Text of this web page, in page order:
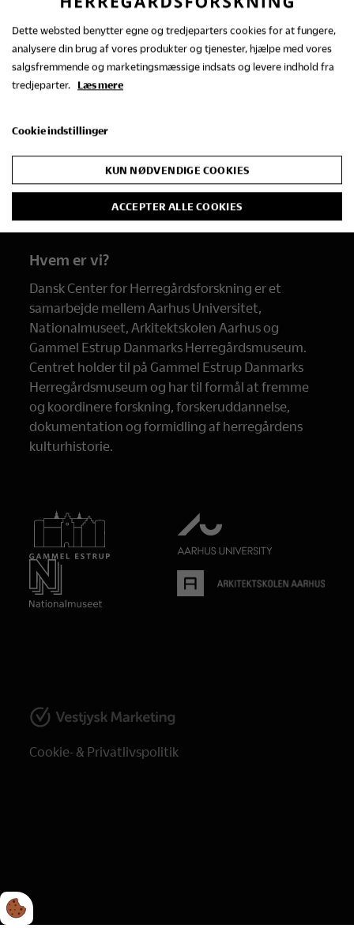
Kontakt os
+45 86 48 30 01
Randersvej 2
Hvem er vi?
Dansk Center for Herregårdsforskning er et
samarbejde mellem Aarhus Universitet,
Nationalmuseet, Arkitektskolen Aarhus og
Gammel Estrup Danmarks Herregårdsmuseum.
Centret holder til på Gammel Estrup Danmarks
Herregårdsmuseum og har til formål at fremme
og koordinere forskning, forskeruddannelse,
dokumentation og formidling af herregårdens
kulturhistorie.
Cookie- & Privatlivspolitik
Dette websted benytter egne og tredjeparters cookies for at fungere,
analysere din brug af vores produkter og tjenester, hjælpe med vores
salgsfremmende og marketingsmæssige indsats og levere indhold fra
tredjeparter. Læs mere
Cookie indstillinger
KUN NØDVENDIGE COOKIES
ACCEPTER ALLE COOKIES